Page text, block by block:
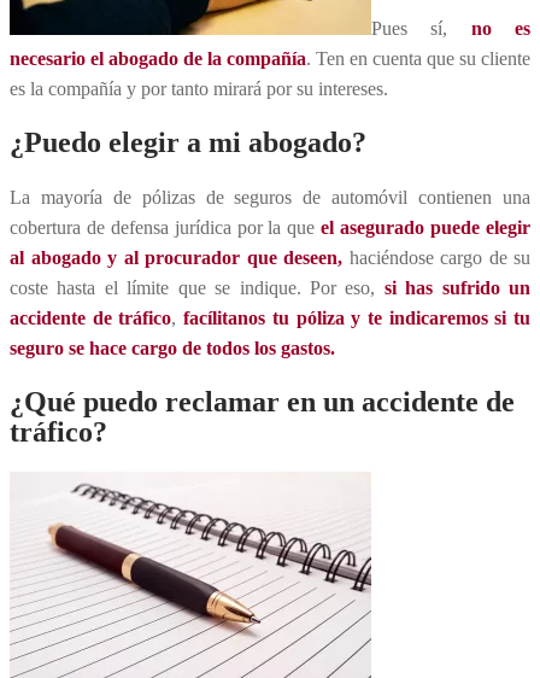
Pues sí, no es
necesario el abogado de la compañía. Ten en cuenta que su cliente
es la compañía y por tanto mirará por su intereses.
¿Puedo elegir a mi abogado?
La mayoría de pólizas de seguros de automóvil contienen una
cobertura de defensa jurídica por la queel asegurado puede elegir
al abogado y al procurador que deseen, haciéndose cargo de su
coste hasta el límite que se indique. Por eso, si has sufrido un
accidente de tráfico,facílitanos tu póliza y te indicaremos si tu
seguro se hace cargo de todos los gastos.
¿Qué puedo reclamar en un accidente de
tráfico?